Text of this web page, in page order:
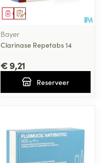
Op voorschrift
Geneesmiddel
Bayer
Clarinase Repetabs 14
€ 9,21
Reserveer